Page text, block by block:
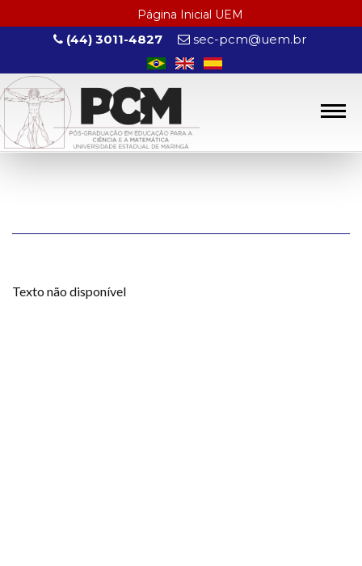
Página Inicial UEM
(44) 3011-4827 sec-pcm@uem.br
Texto não disponível